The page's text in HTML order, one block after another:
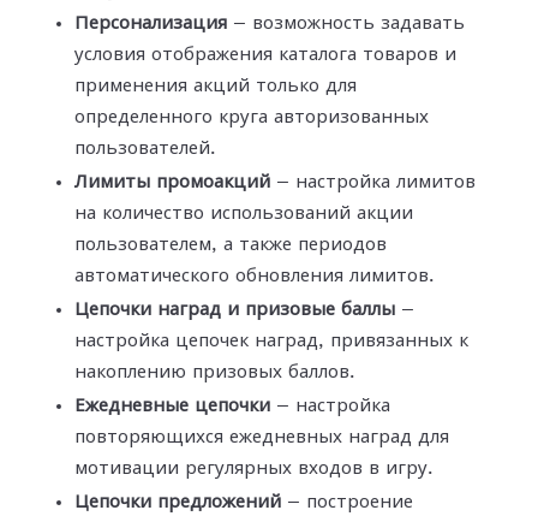
Персонализация — возможность задавать
условия отображения каталога товаров и
применения акций только для
определенного круга авторизованных
пользователей.
Лимиты промоакций — настройка лимитов
на количество использований акции
пользователем, а также периодов
автоматического обновления лимитов.
Цепочки наград и призовые баллы —
настройка цепочек наград, привязанных к
накоплению призовых баллов.
Ежедневные цепочки — настройка
повторяющихся ежедневных наград для
мотивации регулярных входов в игру.
Цепочки предложений — построение